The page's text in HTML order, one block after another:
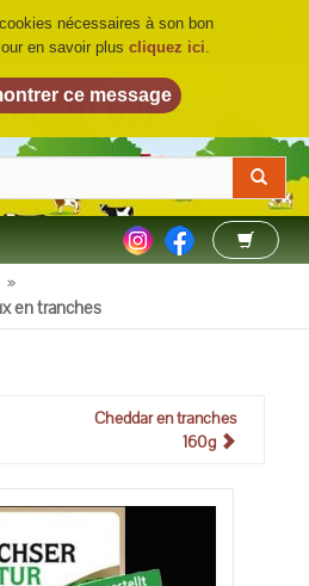
DU BIO©
»
en tranches
Cheddar en tranches
160g
nécessaires à son bon
en savoir plus cliquez ici.